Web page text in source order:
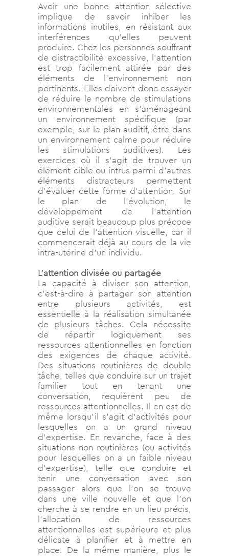
Avoir une bonne attention sélective
implique de savoir inhiber les
informations inutiles, en résistant aux
interférences qu’elles peuvent
produire. Chez les personnes souffrant
de distractibilité excessive, l’attention
est trop facilement attirée par des
éléments de l’environnement non
pertinents. Elles doivent donc essayer
de réduire le nombre de stimulations
environnementales en s’aménageant
un environnement spécifique (par
exemple, sur le plan auditif, être dans
un environnement calme pour réduire
les stimulations auditives). Les
exercices où il s’agit de trouver un
élément cible ou intrus parmi d’autres
éléments distracteurs permettent
d’évaluer cette forme d’attention. Sur
le plan de l’évolution, le
développement de l’attention
auditive serait beaucoup plus précoce
que celui de l’attention visuelle, car il
commencerait déjà au cours de la vie
intra-utérine d’un individu.
L’attention divisée ou partagée
La capacité à diviser son attention,
c’est-à-dire à partager son attention
entre plusieurs activités, est
essentielle à la réalisation simultanée
de plusieurs tâches. Cela nécessite
de répartir logiquement ses
ressources attentionnelles en fonction
des exigences de chaque activité.
Des situations routinières de double
tâche, telles que conduire sur un trajet
familier tout en tenant une
conversation, requièrent peu de
ressources attentionnelles. Il en est de
même lorsqu’il s’agit d’activités pour
lesquelles on a un grand niveau
d’expertise. En revanche, face à des
situations non routinières (ou activités
pour lesquelles on a un faible niveau
d’expertise), telle que conduire et
tenir une conversation avec son
passager alors que l’on se trouve
dans une ville nouvelle et que l’on
cherche à se rendre en un lieu précis,
l’allocation de ressources
attentionnelles est supérieure et plus
délicate à planifier et à mettre en
place. De la même manière, plus le